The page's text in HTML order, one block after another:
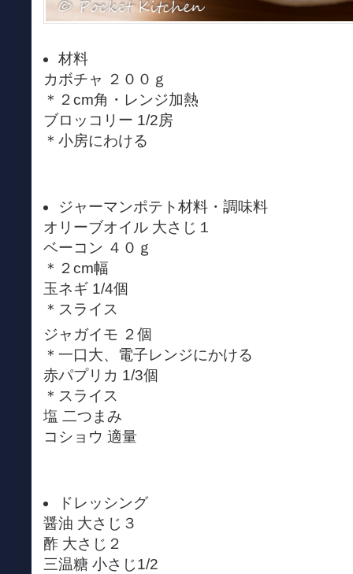
材料
カボチャ ２００ｇ
＊２cm角・レンジ加熱
ブロッコリー 1/2房
＊小房にわける
ジャーマンポテト材料・調味料
オリーブオイル 大さじ１
ベーコン ４０ｇ
＊２cm幅
玉ネギ 1/4個
＊スライス
ジャガイモ ２個
＊一口大、電子レンジにかける
赤パプリカ 1/3個
＊スライス
塩 二つまみ
コショウ 適量
ドレッシング
醤油 大さじ３
酢 大さじ２
三温糖 小さじ1/2